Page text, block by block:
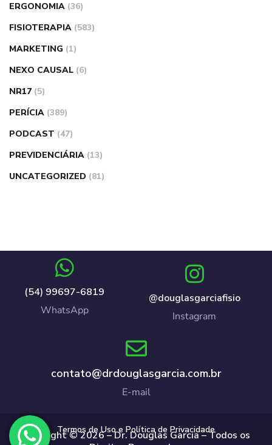
ERGONOMIA (36)
FISIOTERAPIA (583)
MARKETING (1)
NEXO CAUSAL (6)
NR17 (5)
PERÍCIA (389)
PODCAST (47)
PREVIDENCIÁRIA (13)
UNCATEGORIZED (81)
(54) 99697-6819
WhatsApp
@douglasgarciafisio
Instagram
contato@drdouglasgarcia.com.br
E-mail
Termos de Uso e Política de Privacidade
Copyright © 2026 – Dr. Douglas Garcia – Todos os